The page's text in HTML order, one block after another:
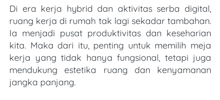
Di era kerja hybrid dan aktivitas serba digital,
ruang kerja di rumah tak lagi sekadar tambahan.
Ia menjadi pusat produktivitas dan keseharian
kita. Maka dari itu, penting untuk memilih meja
kerja yang tidak hanya fungsional, tetapi juga
mendukung estetika ruang dan kenyamanan
jangka panjang.